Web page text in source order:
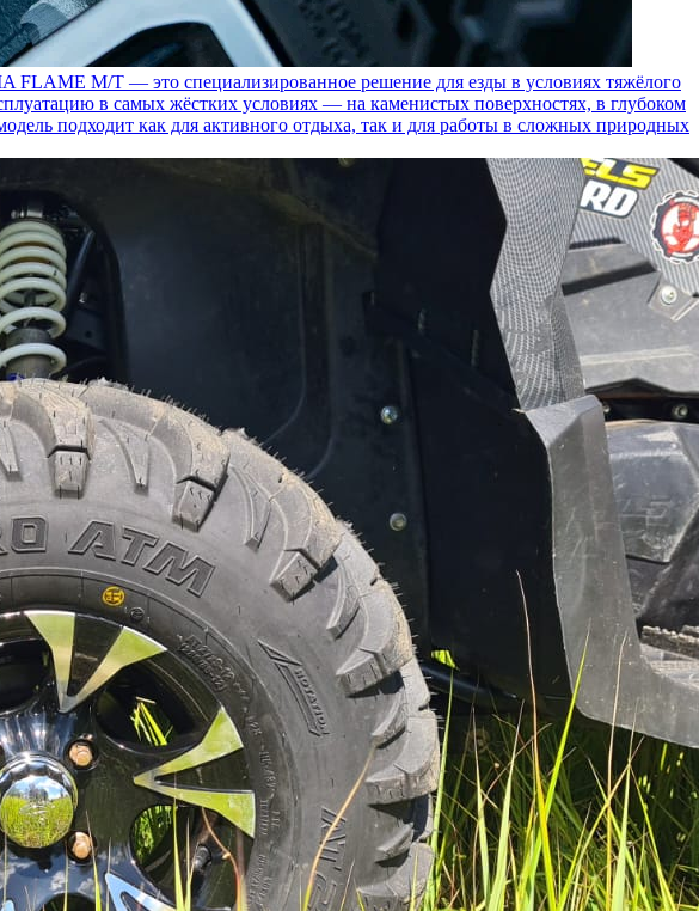
M/T — это специализированное решение для езды в условиях тяжёлого
в самых жёстких условиях — на каменистых поверхностях, в глубоком
подходит как для активного отдыха, так и для работы в сложных природных